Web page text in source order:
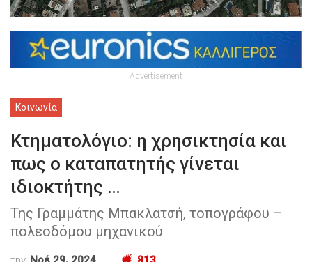
Advertisement
Κοινωνία
Κτηματολόγιο: η χρησικτησία και
πως ο καταπατητής γίνεται
ιδιοκτήτης …
Της Γραμμάτης Μπακλατσή, τοπογράφου –
πολεοδόμου μηχανικού